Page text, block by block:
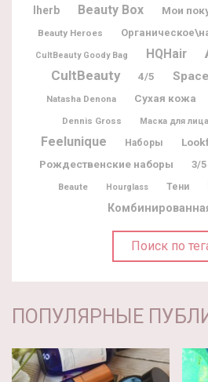
Iherb
Beauty Box Мои
Beauty Heroes
CultBeauty Goody Bag HQHair
CultBeauty 4/5
Natasha Denona
Сухая кожа
Dennis Gross
Маска для лица
Feelunique Наборы
Рождественские наборы
3/5
Beaute
Hourglass Тени
Поиск по
ПОПУЛЯРНЫЕ